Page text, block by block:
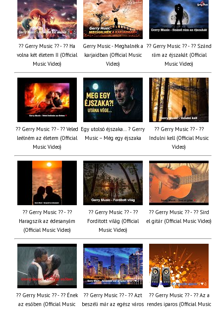
?? Gerry Music ?? - ?? Ha
volna két életem II (Official
Music Video)
Gerry Music - Meghalnék a
karjaidban (Official Music
Video)
?? Gerry Music ?? - ?? Szánd
rám az éjszakát (Official
Music Video)
?? Gerry Music ?? - ?? Veled
leélném az életem (Official
Music Video)
Egy utolsó éjszaka… ? Gerry
Music – Még egy éjszaka
?? Gerry Music ?? - ??
Indulni kell (Official Music
Video)
?? Gerry Music ?? - ??
Haragszik az édesanyám
(Official Music Video)
?? Gerry Music ?? - ??
Fordított világ (Official
Music Video)
?? Gerry Music ?? - ?? Sírd
el gitár (Official Music Video)
?? Gerry Music ?? - ?? Ének
az esőben (Official Music
?? Gerry Music ?? - ?? Azt
beszéli már az egész város
?? Gerry Music ?? - ?? Az a
rendes iparos (Official Music